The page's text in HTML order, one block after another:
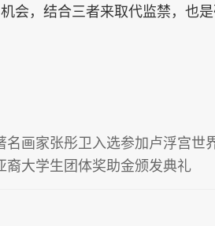
会，结合三者来取代监禁，也
名画家张彤卫入选参加卢浮宫世
裔大学生团体奖助金颁发典礼